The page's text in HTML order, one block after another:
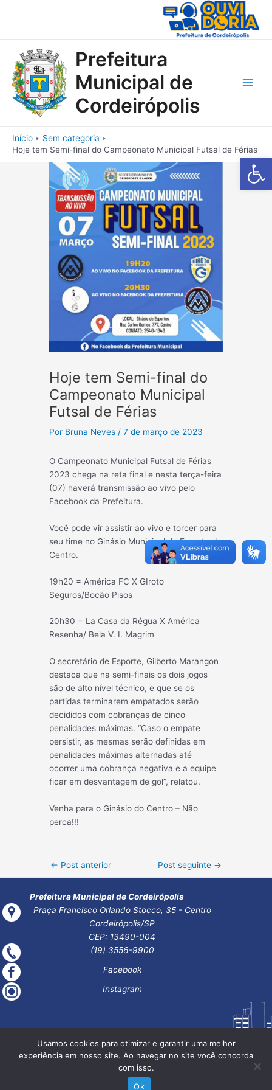
Barra de
Prefeitura
Municipal de
Cordeirópolis
Início
Sem categoria
Hoje tem Semi-final do Campeonato Municipal Futsal de Férias
Hoje tem Semi-final do
Campeonato Municipal
Futsal de Férias
Por Bruna Neves /7 de março de 2023
O Campeonato Municipal Futsal de Férias
2023 chega na reta final e nesta terça-feira
(07) haverá transmissão ao vivo pelo
Facebook da Prefeitura.
Você pode vir assistir ao vivo e torcer para
seu time no Ginásio Municipal de Esporte do
Centro.
19h20 = América FC X GIroto
Seguros/Bocão Pisos
20h30 = La Casa da Régua X América
Resenha/ Bela V. I. Magrim
O secretário de Esporte, Gilberto Marangon
destaca que na semi-finais os dois jogos
são de alto nível técnico, e que se os
partidas terminarem empatados serão
decididos com cobranças de cinco
penalidades máximas. “Caso o empate
persistir, as mesmas serão definidas em
penalidades máximas alternadas até
ocorrer uma cobrança negativa e a equipe
ficar em desvantagem de gol”, relatou.
Venha para o Ginásio do Centro – Não
perca!!!
Post
← Post anterior Post seguinte →
Prefeitura Municipal de Cordeirópolis
Praça Francisco Orlando Stocco, 35 - Centro
Cordeirópolis/SP
CEP: 13490-004
(19) 3556-9900
Facebook
Instagram
Usamos cookies para otimizar e garantir uma melhor
experiência em nosso site. Ao navegar no site você concorda
com isso.
Ok